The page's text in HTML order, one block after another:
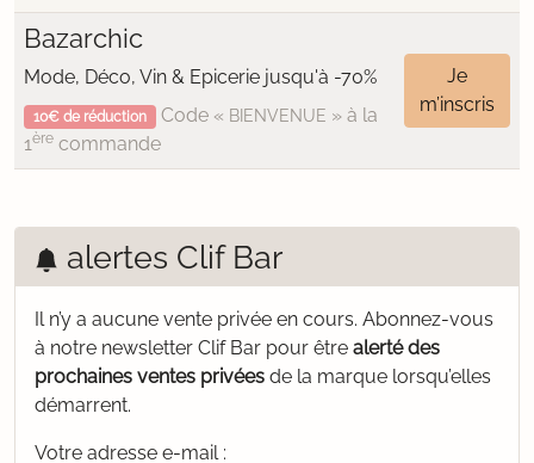
Bazarchic
Mode, Déco, Vin & Epicerie jusqu'à -70%
10€ de réduction Code « BIENVENUE » à la
1ère commande
Je
m’inscris
alertes Clif Bar
Il n’y a aucune vente privée en cours. Abonnez-vous
à notre newsletter Clif Bar pour être alerté des
prochaines ventes privées de la marque lorsqu’elles
démarrent.
Votre adresse e-mail :